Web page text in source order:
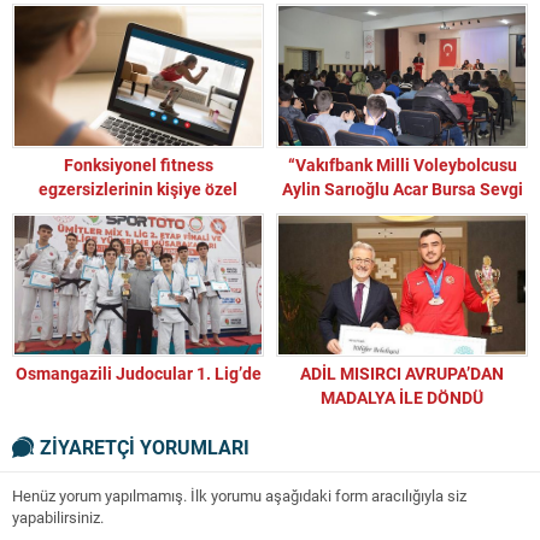
YILDIZLA TURNUVALARDA BOŞ
GEÇMİYOR
Fonksiyonel fitness
egzersizlerinin kişiye özel
uygulanması şart
“Vakıfbank Milli Voleybolcusu
Aylin Sarıoğlu Acar Bursa Sevgi
Evinde”
Osmangazili Judocular 1. Lig’de
ADİL MISIRCI AVRUPA’DAN
MADALYA İLE DÖNDÜ
ZİYARETÇİ YORUMLARI
Henüz yorum yapılmamış. İlk yorumu aşağıdaki form aracılığıyla siz
yapabilirsiniz.